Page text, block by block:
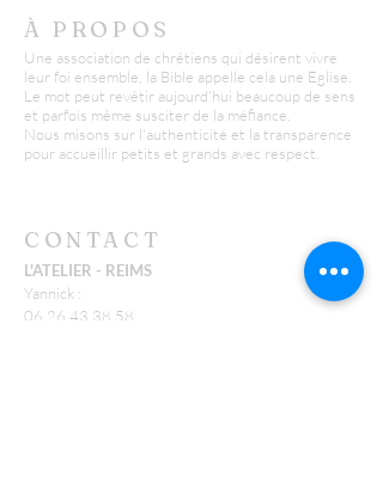
À PROPOS
Une association de chrétiens qui désirent vivre
leur foi ensemble, la Bible appelle cela une Eglise.
Le mot peut revêtir aujourd'hui beaucoup de sens
et parfois même susciter de la méfiance.
Nous misons sur l'authenticité et la transparence
pour accueillir petits et grands avec respect.
CONTACT
L'ATELIER - REIMS
Yannick :
06 26 43 38 58